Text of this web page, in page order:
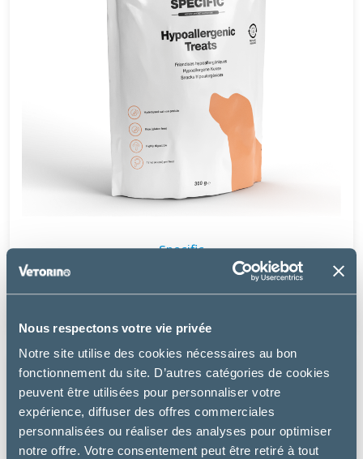
Nous respectons votre vie privée
Notre site utilise des cookies nécessaires au bon
fonctionnement du site. D’autres catégories de cookies
peuvent être utilisées pour personnaliser votre
expérience, diffuser des offres commerciales
personnalisées ou réaliser des analyses pour optimiser
notre offre. Votre consentement peut être retiré à tout
Specific
HYPOALLERGENIC TREATS – FRIANDISES CHIEN